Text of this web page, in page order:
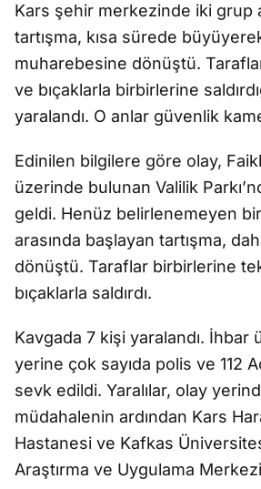
Kars şehir merkezinde iki grup
tartışma, kısa sürede
muharebesine dönüştü.
ve bıçaklarla birbirlerine
yaralandı. O anlar güvenlik
Edinilen bilgilere göre olay,
üzerinde bulunan Valilik
geldi. Henüz belirlenemeyen
arasında başlayan tartışma,
dönüştü. Taraflar birbirlerine
bıçaklarla saldırdı.
Kavgada 7 kişi yaralandı. İhbar
yerine çok sayıda polis ve 112
sevk edildi. Yaralılar, olay
müdahalenin ardından Kars
Hastanesi ve Kafkas
Araştırma ve Uygulama